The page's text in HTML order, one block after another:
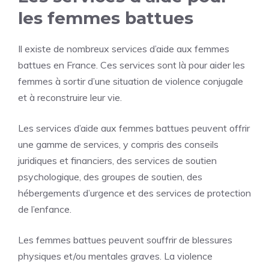
les femmes battues
Il existe de nombreux services d’aide aux femmes
battues en France. Ces services sont là pour aider les
femmes à sortir d’une situation de violence conjugale
et à reconstruire leur vie.
Les services d’aide aux femmes battues peuvent offrir
une gamme de services, y compris des conseils
juridiques et financiers, des services de soutien
psychologique, des groupes de soutien, des
hébergements d’urgence et des services de protection
de l’enfance.
Les femmes battues peuvent souffrir de blessures
physiques et/ou mentales graves. La violence